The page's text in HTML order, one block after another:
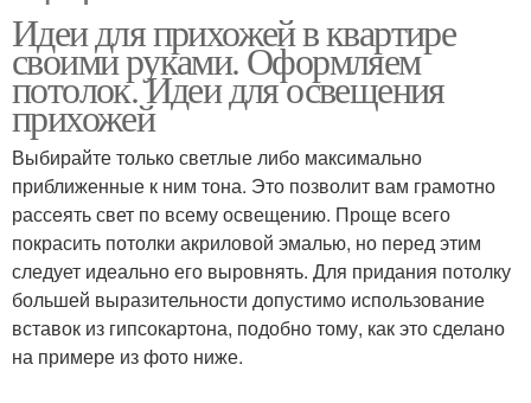
Идеи для прихожей в квартире
своими руками. Оформляем
потолок. Идеи для освещения
прихожей
Выбирайте только светлые либо максимально
приближенные к ним тона. Это позволит вам грамотно
рассеять свет по всему освещению. Проще всего
покрасить потолки акриловой эмалью, но перед этим
следует идеально его выровнять. Для придания потолку
большей выразительности допустимо использование
вставок из гипсокартона, подобно тому, как это сделано
на примере из фото ниже.